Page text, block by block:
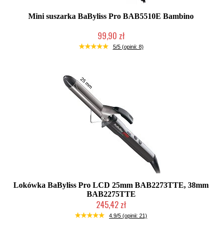
Mini suszarka BaByliss Pro BAB5510E Bambino
99,90 zł
Duża ilość (wysyłka w 24h)
5/5 (opinii: 8)
Lokówka BaByliss Pro LCD 25mm BAB2273TTE, 38mm
BAB2275TTE
245,42 zł
Mała ilość (wysyłka w 24h)
4.9/5 (opinii: 21)